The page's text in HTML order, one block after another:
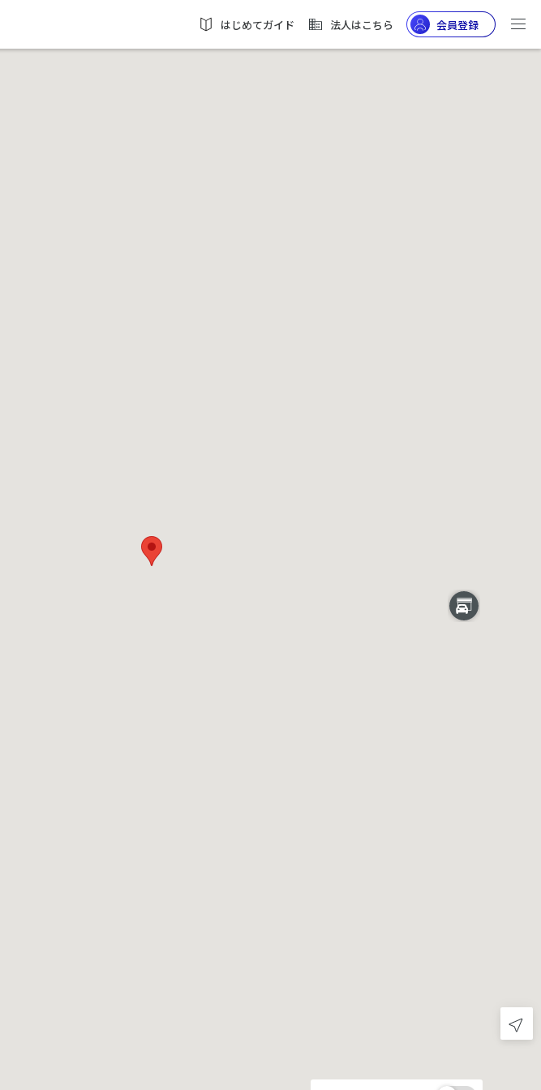
はじめてガイド 法人はこちら 会員登録